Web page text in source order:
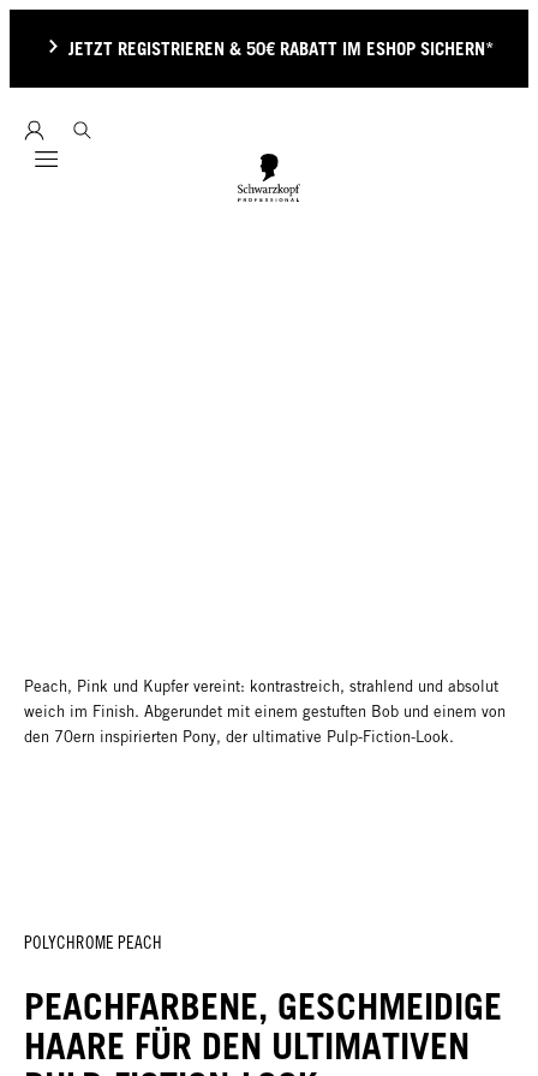
JETZT REGISTRIEREN & 50€ RABATT IM ESHOP SICHERN*
Mobile navigation
Peach, Pink und Kupfer vereint: kontrastreich, strahlend und absolut
weich im Finish. Abgerundet mit einem gestuften Bob und einem von
den 70ern inspirierten Pony, der ultimative Pulp-Fiction-Look.
POLYCHROME PEACH
PEACHFARBENE, GESCHMEIDIGE
HAARE FÜR DEN ULTIMATIVEN